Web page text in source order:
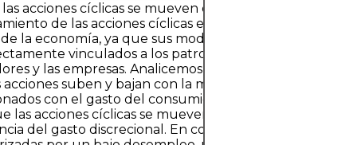
acciones cíclicas se mueven con la economía?El
de las acciones cíclicas está fuertemente
la economía, ya que sus modelos de ingresos y
vinculados a los patrones de gasto de los
y las empresas. Analicemos las razones
acciones suben y bajan con la marea
con el gasto del consumidorUna de las
las acciones cíclicas se mueven con la economía es su
del gasto discrecional. En condiciones económicas